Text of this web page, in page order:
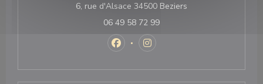
6, rue d'Alsace 34500 Beziers
06 49 58 72 99
Facebook ((öppnas i ett nytt
Instagram ((öppnas i ett